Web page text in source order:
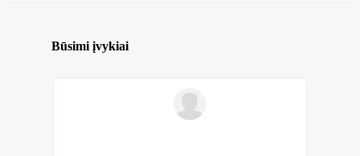
Būsimi įvykiai